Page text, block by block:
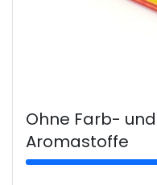
Ohne Farb- und
Aromastoffe